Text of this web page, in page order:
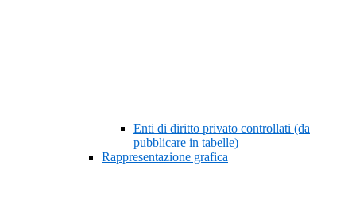
Enti di diritto privato controllati (da
pubblicare in tabelle)
Rappresentazione grafica